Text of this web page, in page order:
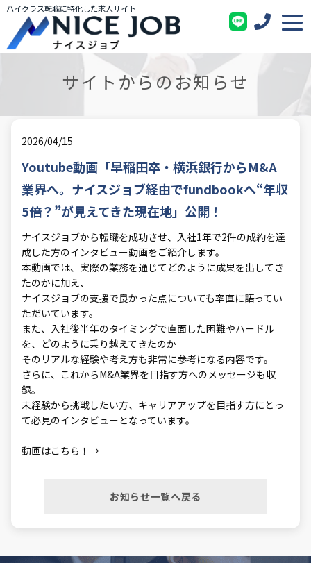
ハイクラス転職に特化した求人サイト
サイトからのお知らせ
2026/04/15
Youtube動画「早稲田卒・横浜銀行からM&A
業界へ。ナイスジョブ経由でfundbookへ“年収
5倍？”が見えてきた現在地」公開！
ナイスジョブから転職を成功させ、入社1年で2件の成約を達
成した方のインタビュー動画をご紹介します。
本動画では、実際の業務を通じてどのように成果を出してき
たのかに加え、
ナイスジョブの支援で良かった点についても率直に語ってい
ただいています。
また、入社後半年のタイミングで直面した困難やハードル
を、どのように乗り越えてきたのか――
そのリアルな経験や考え方も非常に参考になる内容です。
さらに、これからM&A業界を目指す方へのメッセージも収
録。
未経験から挑戦したい方、キャリアアップを目指す方にとっ
て必見のインタビューとなっています。
動画はこちら！→
お知らせ一覧へ戻る